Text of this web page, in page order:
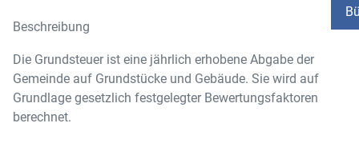
Beschreibung
Die Grundsteuer ist eine jährlich erhobene Abgabe der
Gemeinde auf Grundstücke und Gebäude. Sie wird auf
Grundlage gesetzlich festgelegter Bewertungsfaktoren
berechnet.